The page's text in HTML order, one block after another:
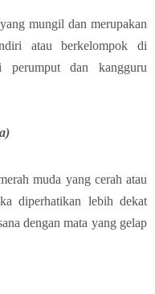
mungil dan merupakan
atau berkelompok di
perumput dan kangguru
muda yang cerah atau
diperhatikan lebih dekat
dengan mata yang gelap